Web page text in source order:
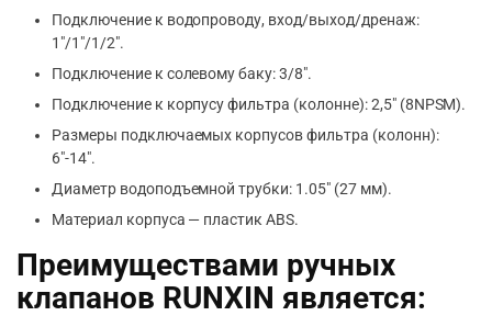
Подключение к водопроводу, вход/выход/дренаж:
1″/1″/1/2″.
Подключение к солевому баку: 3/8″.
Подключение к корпусу фильтра (колонне): 2,5″ (8NPSM).
Размеры подключаемых корпусов фильтра (колонн):
6″-14″.
Диаметр водоподъемной трубки: 1.05″ (27 мм).
Материал корпуса — пластик ABS.
Преимуществами ручных
клапанов RUNXIN является: